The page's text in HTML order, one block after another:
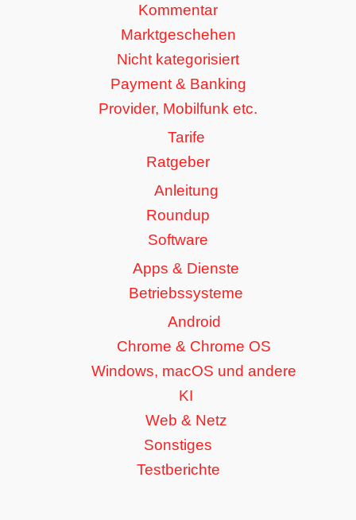
Kommentar
Marktgeschehen
Nicht kategorisiert
Payment & Banking
Provider, Mobilfunk etc.
Tarife
Ratgeber
Anleitung
Roundup
Software
Apps & Dienste
Betriebssysteme
Android
Chrome & Chrome OS
Windows, macOS und andere
KI
Web & Netz
Sonstiges
Testberichte